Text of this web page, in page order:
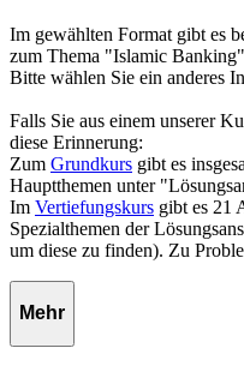
Im gewählten Format gibt es
zum Thema "Islamic
Bitte wählen Sie ein anderes
Falls Sie aus einem unserer
diese Erinnerung:
Zum Grundkurs gibt es
Hauptthemen unter
Im Vertiefungskurs gibt es 21
Spezialthemen der
um diese zu finden). Zu
Mehr